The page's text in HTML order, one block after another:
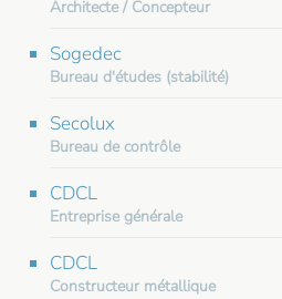
Architecte / Concepteur
Sogedec
Bureau d'études (stabilité)
Secolux
Bureau de contrôle
CDCL
Entreprise générale
CDCL
Constructeur métallique